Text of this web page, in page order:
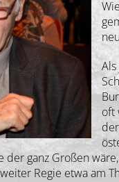
oft
der ganz Großen
Regie etwa am